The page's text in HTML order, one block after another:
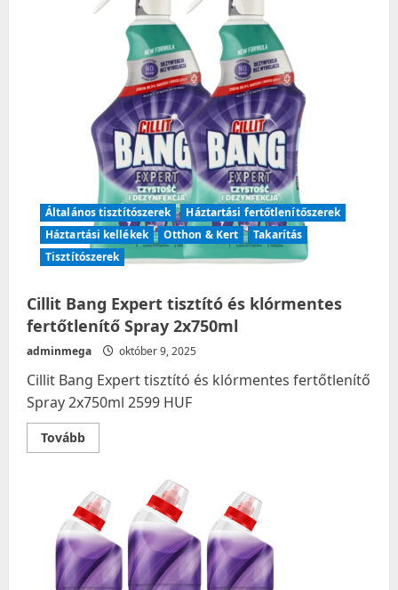
Általános tisztítószerek
Háztartási fertőtlenítőszerek
Háztartási kellékek
Otthon & Kert
Takarítás
Tisztítószerek
Cillit Bang Expert tisztító és klórmentes
fertőtlenítő Spray 2x750ml
adminmega október 9, 2025
Cillit Bang Expert tisztító és klórmentes fertőtlenítő
Spray 2x750ml 2599 HUF
TovábbRead
more
Expert
tisztító
és
klórmentes
fertőtlenítő
Spray
2x750ml